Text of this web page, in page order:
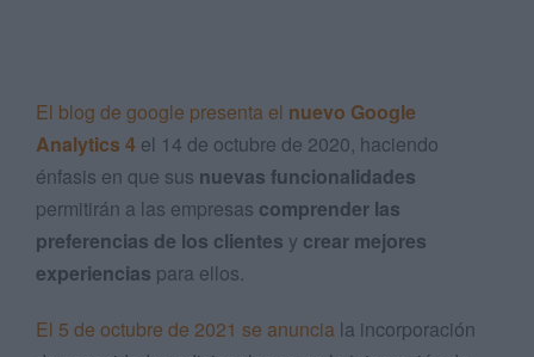
El blog de google presenta el nuevo Google
Analytics 4 el 14 de octubre de 2020, haciendo
énfasis en que sus nuevas funcionalidades
permitirán a las empresas comprender las
preferencias de los clientes y crear mejores
experiencias para ellos.
El 5 de octubre de 2021 se anuncia la incorporación